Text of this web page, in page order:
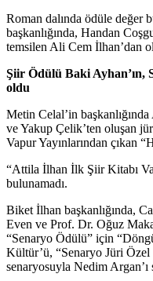
Roman dalında ödüle değer
başkanlığında, Handan
temsilen Ali Cem İlhan’dan
Şiir Ödülü Baki Ayhan’ın,
oldu
Metin Celal’in
ve Yakup Çelik’ten oluşan
Vapur Yayınlarından çıkan
“Attila İlhan İlk Şiir Kitabı
bulunamadı.
Biket İlhan başkanlığında,
Even ve Prof. Dr. Oğuz
“Senaryo Ödülü” için
Kültür’ü, “Senaryo Jüri
senaryosuyla Nedim Argan’ı